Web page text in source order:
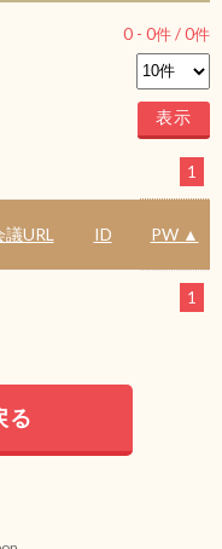
0 - 0件 /0件
1
URL ID PW ▲
1
る